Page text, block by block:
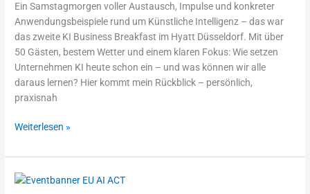
Ein Samstagmorgen voller Austausch, Impulse und konkreter
Anwendungsbeispiele rund um Künstliche Intelligenz – das war
das zweite KI Business Breakfast im Hyatt Düsseldorf. Mit über
50 Gästen, bestem Wetter und einem klaren Fokus: Wie setzen
Unternehmen KI heute schon ein – und was können wir alle
daraus lernen? Hier kommt mein Rückblick – persönlich,
praxisnah
Unternehmen
Weiterlesen »
Die